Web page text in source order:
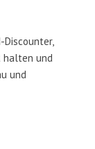
halten und
und